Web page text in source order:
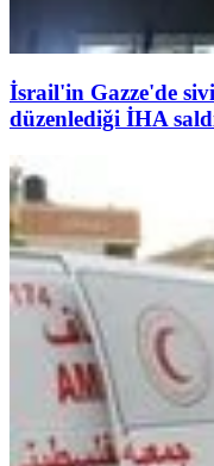
İsrail'in Gazze'de
düzenlediği İHA